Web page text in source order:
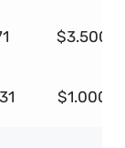
$3.500
$1.000